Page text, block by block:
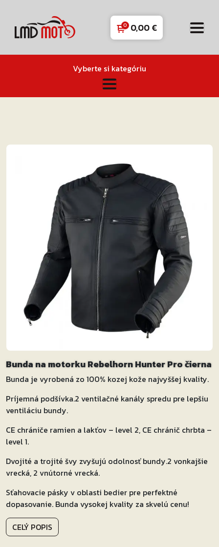
0,00€
Vyberte si kategóriu
Bunda na motorku Rebelhorn Hunter Pro čierna
Bunda je vyrobená zo 100% kozej kože najvyššej kvality.
Príjemná podšívka.2 ventilačné kanály spredu pre lepšiu
ventiláciu bundy.
CE chrániče ramien a lakťov – level 2, CE chránič chrbta –
level 1.
Dvojité a trojité švy zvyšujú odolnosť bundy.2 vonkajšie
vrecká, 2 vnútorné vrecká.
Sťahovacie pásky v oblasti bedier pre perfektné
dopasovanie. Bunda vysokej kvality za skvelú cenu!
CELÝ POPIS